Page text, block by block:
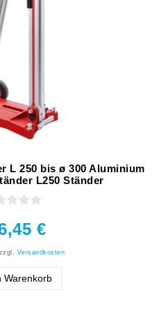
L 250 bis ø 300 Aluminium
L250 Ständer
€
zzgl. Versandkosten
Warenkorb